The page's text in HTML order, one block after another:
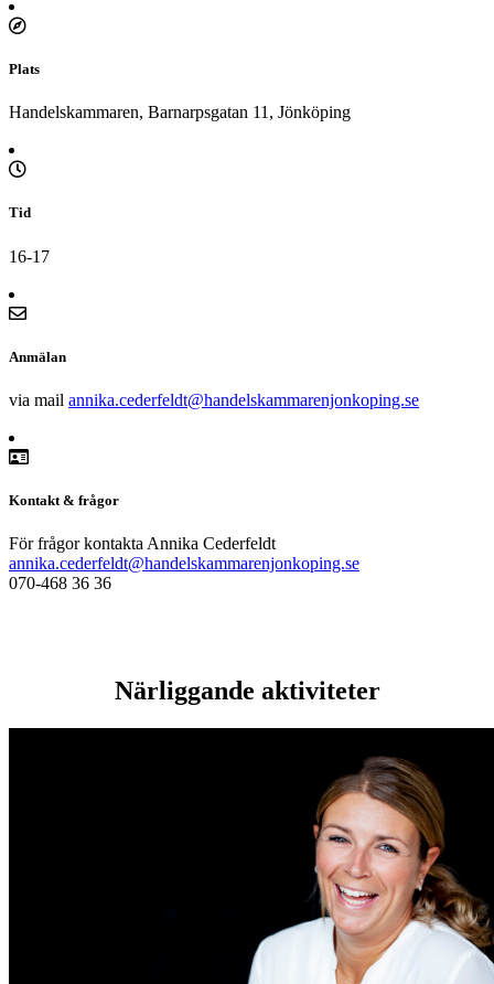
Plats
Handelskammaren, Barnarpsgatan 11, Jönköping
Tid
16-17
Anmälan
via mail annika.cederfeldt@handelskammarenjonkoping.se
Kontakt & frågor
För frågor kontakta Annika Cederfeldt
annika.cederfeldt@handelskammarenjonkoping.se
070-468 36 36
Närliggande aktiviteter